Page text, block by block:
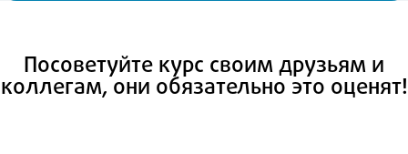
Посоветуйте курс своим друзьям и
коллегам, они обязательно это оценят!